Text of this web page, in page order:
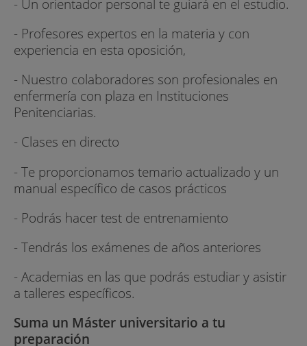
- Profesores expertos en la materia y con
experiencia en esta oposición,
- Nuestro colaboradores son profesionales en
enfermería con plaza en Instituciones
Penitenciarias.
- Clases en directo
- Te proporcionamos temario actualizado y un
manual específico de casos prácticos
- Podrás hacer test de entrenamiento
- Tendrás los exámenes de años anteriores
- Academias en las que podrás estudiar y asistir
a talleres específicos.
Suma un Máster universitario a tu
preparación